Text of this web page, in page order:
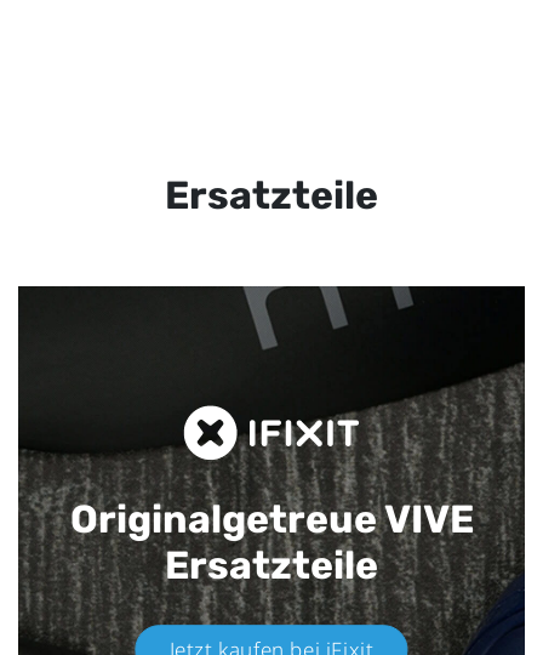
Ersatzteile
Originalgetreue VIVE
Ersatzteile